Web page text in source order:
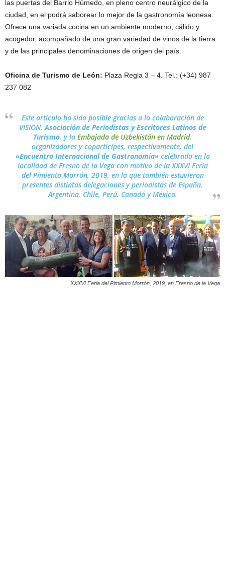
las puertas del Barrio Húmedo, en pleno centro neurálgico de la
ciudad, en el podrá saborear lo mejor de la gastronomía leonesa.
Ofrece una variada cocina en un ambiente moderno, cálido y
acogedor, acompañado de una gran variedad de vinos de la tierra
y de las principales denominaciones de origen del país.
Oficina de Turismo de León: Plaza Regla 3 – 4. Tel.: (+34) 987
237 082
Este artículo ha sido posible gracias a la colaboración de
VISION, Asociación de Periodistas y Escritores Latinos de
Turismo, y la Embajada de Uzbekistán en Madrid,
organizadores y copartícipes, respectivamente, del
«Encuentro Internacional de Gastronomía»celebrado en la
localidad de Fresno de la Vega con motivo de la XXXVI Feria
del Pimiento Morrón, 2019, en la que también estuvieron
presentes distintas delegaciones y periodistas de España,
Argentina, Chile, Perú, Canadá y México.
XXXVI Feria del Pimiento Morrón, 2019, en Fresno de la Vega